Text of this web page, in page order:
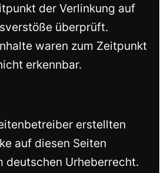
der Verlinkung auf
überprüft.
waren zum Zeitpunkt
erkennbar.
erstellten
auf diesen Seiten
deutschen Urheberrecht.